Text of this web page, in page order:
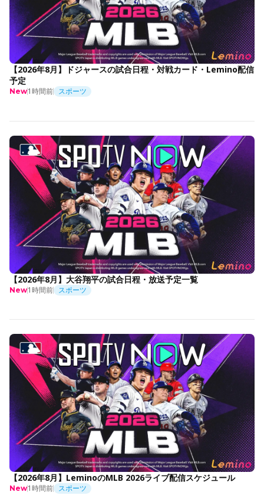
【2026年8月】ドジャースの試合日程・対戦カード・Lemino配信
予定
New1時間前 スポーツ
【2026年8月】大谷翔平の試合日程・放送予定一覧
New1時間前 スポーツ
【2026年8月】LeminoのMLB 2026ライブ配信スケジュール
New1時間前 スポーツ